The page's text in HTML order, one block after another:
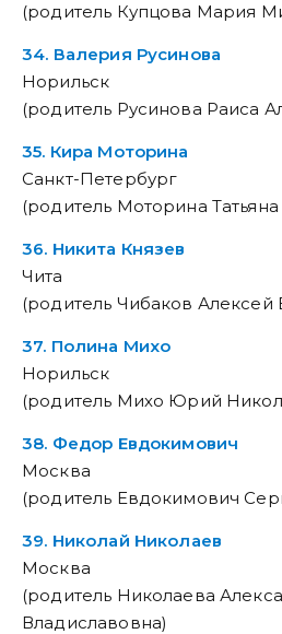
(родитель Купцова Мария
34. Валерия Русинова
Норильск
(родитель Русинова Раиса
35. Кира Моторина
Санкт-Петербург
(родитель Моторина
36. Никита Князев
Чита
(родитель Чибаков Алексей
37. Полина Михо
Норильск
(родитель Михо Юрий
38. Федор Евдокимович
Москва
(родитель Евдокимович
39. Николай Николаев
Москва
(родитель Николаева
Владиславовна)